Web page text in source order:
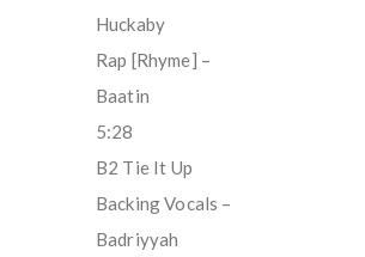
Huckaby
Rap [Rhyme] –
Baatin
5:28
B2 Tie It Up
Backing Vocals –
Badriyyah